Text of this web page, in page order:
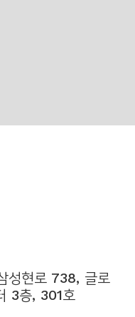
성현로 738, 글로
3층, 301호